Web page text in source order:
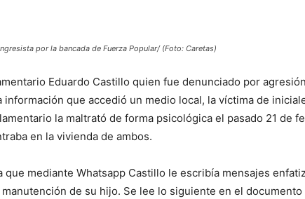
por la bancada de Fuerza Popular/ (Foto: Caretas)
Eduardo Castillo quien fue denunciado por
información que accedió un medio local, la víctima de
la maltrató de forma psicológica el pasado 21 de
en la vivienda de ambos.
que mediante Whatsapp Castillo le escribía mensajes
de su hijo. Se lee lo siguiente en el documento